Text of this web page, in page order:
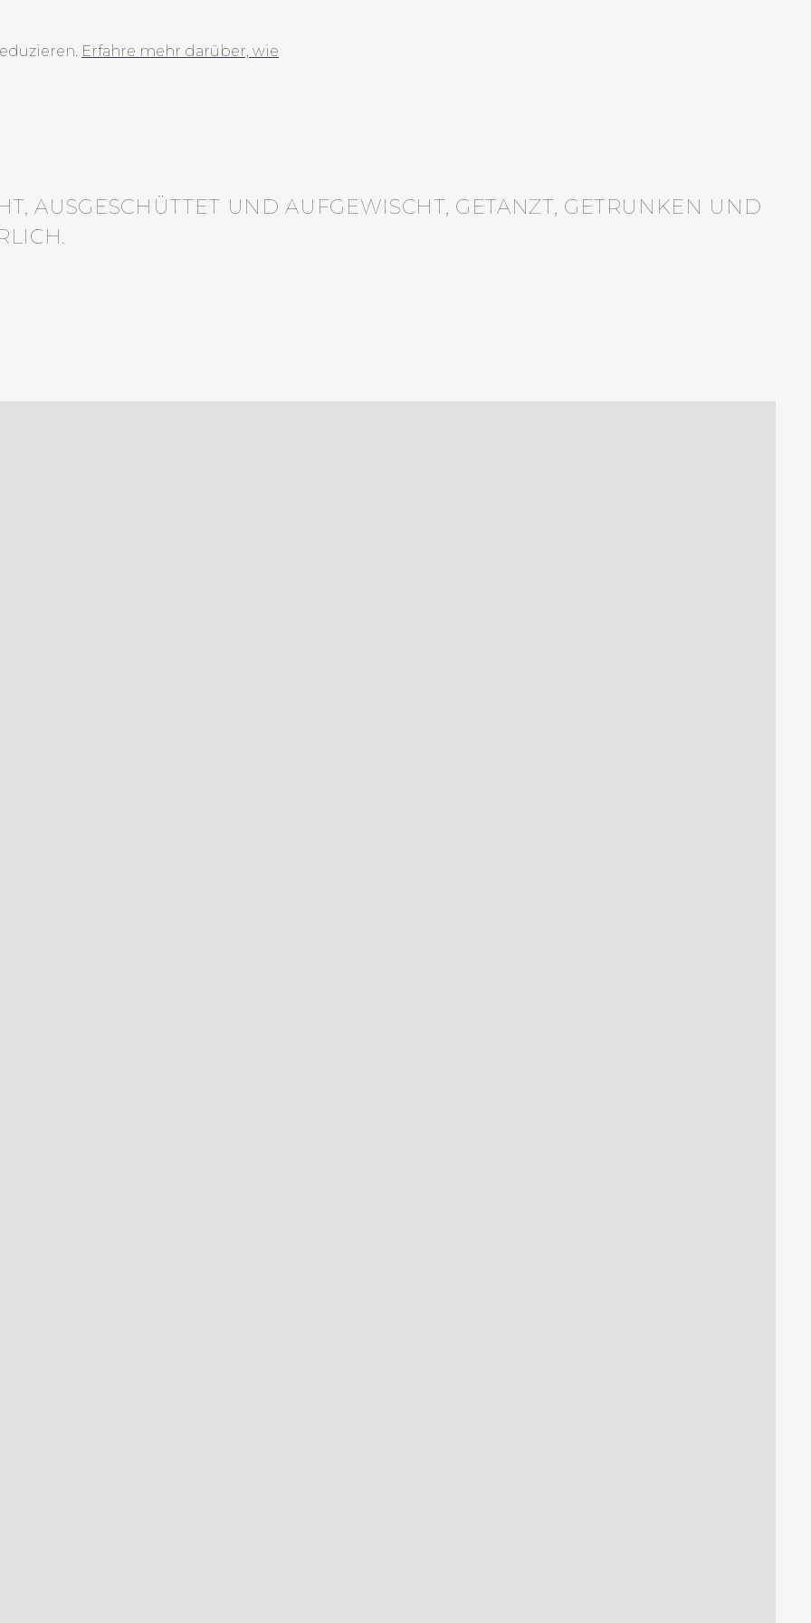
Erfahre mehr darüber, wie
AUSGESCHÜTTET UND AUFGEWISCHT, GETANZT, GETRUNKEN UND